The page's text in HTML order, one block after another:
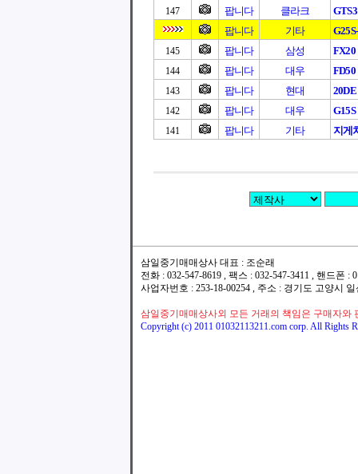
147 팝니다 클라크
팝니다
기타
145 팝니다 삼성 FX20
144 팝니다 대우 FD50
143 팝니다 현대 20DE
142 팝니다 대우 G15S
141 팝니다 기타 지게
삼일중기매매상사 대표 : 조순래
전화 : 032-547-8619 , 팩스 : 032-547-3411 , 핸드폰
사업자번호 : 253-18-00254 , 주소 : 경기도 고양시
삼일중기매매상사외 모든 거래의 책임은 구매자와
Copyright (c) 2011 01032113211.com corp. All Rights